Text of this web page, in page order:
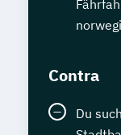
Contra
Du